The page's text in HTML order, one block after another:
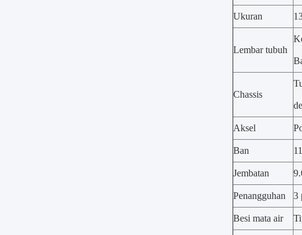
Ukuran
Lembar tubuh
Chassis
Aksel
Ban
Jembatan
Penangguhan 3
Besi mata air